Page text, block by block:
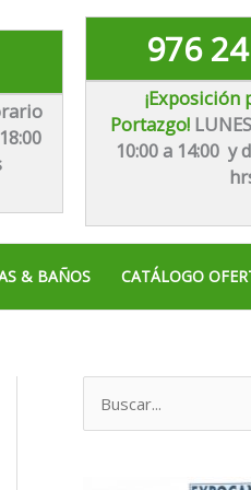
976
Portazgo!
10:00 a 14:00 y
& BAÑOS CATÁLOGO
u